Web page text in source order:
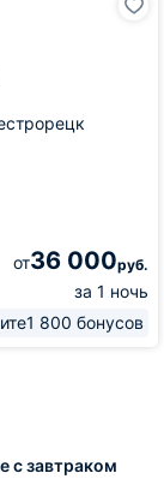
от36 000руб.
за 1 ночь
1 800 бонусов
с завтраком